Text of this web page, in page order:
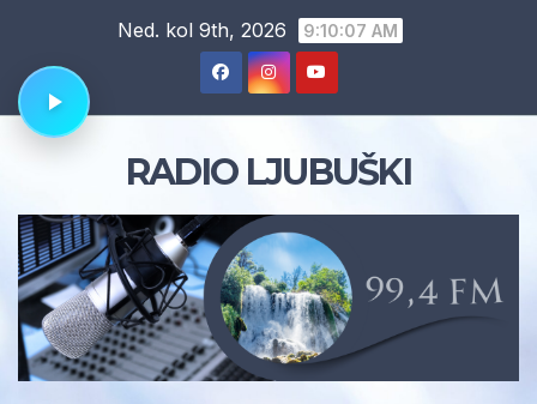
content
Ned. kol 9th, 2026 9:10:07 AM
RADIO LJUBUŠKI